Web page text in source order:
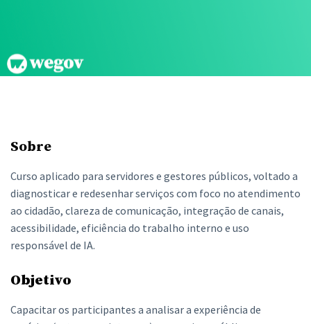
Sobre
Curso aplicado para servidores e gestores públicos, voltado a
diagnosticar e redesenhar serviços com foco no atendimento
ao cidadão, clareza de comunicação, integração de canais,
acessibilidade, eficiência do trabalho interno e uso
responsável de IA.
Objetivo
Capacitar os participantes a analisar a experiência de